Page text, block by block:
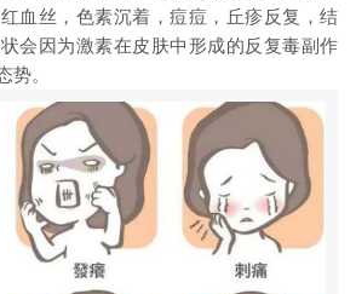
血丝，色素沉着，痘痘，丘疹反复，结
会因为激素在皮肤中形成的反复毒副作
势。